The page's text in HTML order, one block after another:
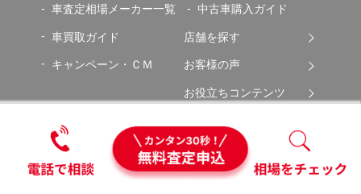
車査定相場メーカー一覧
車買取ガイド
キャンペーン・ＣＭ
中古車購入ガイド
店舗を探す
お客様の声
お役立ちコンテンツ
レンタカー
ＦＣ加盟店募集